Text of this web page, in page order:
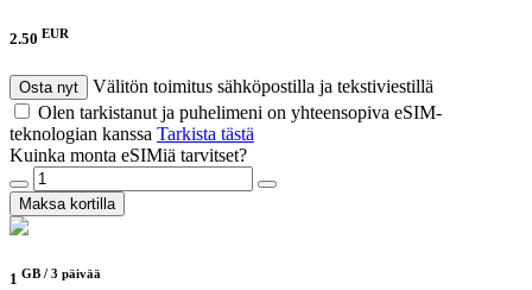
2.50 EUR
Osta nyt
Välitön toimitus sähköpostilla ja tekstiviestillä
Olen tarkistanut ja puhelimeni on yhteensopiva eSIM-
teknologian kanssa Tarkista tästä
Kuinka monta eSIMiä tarvitset?
Maksa kortilla
1 GB / 3 päivää